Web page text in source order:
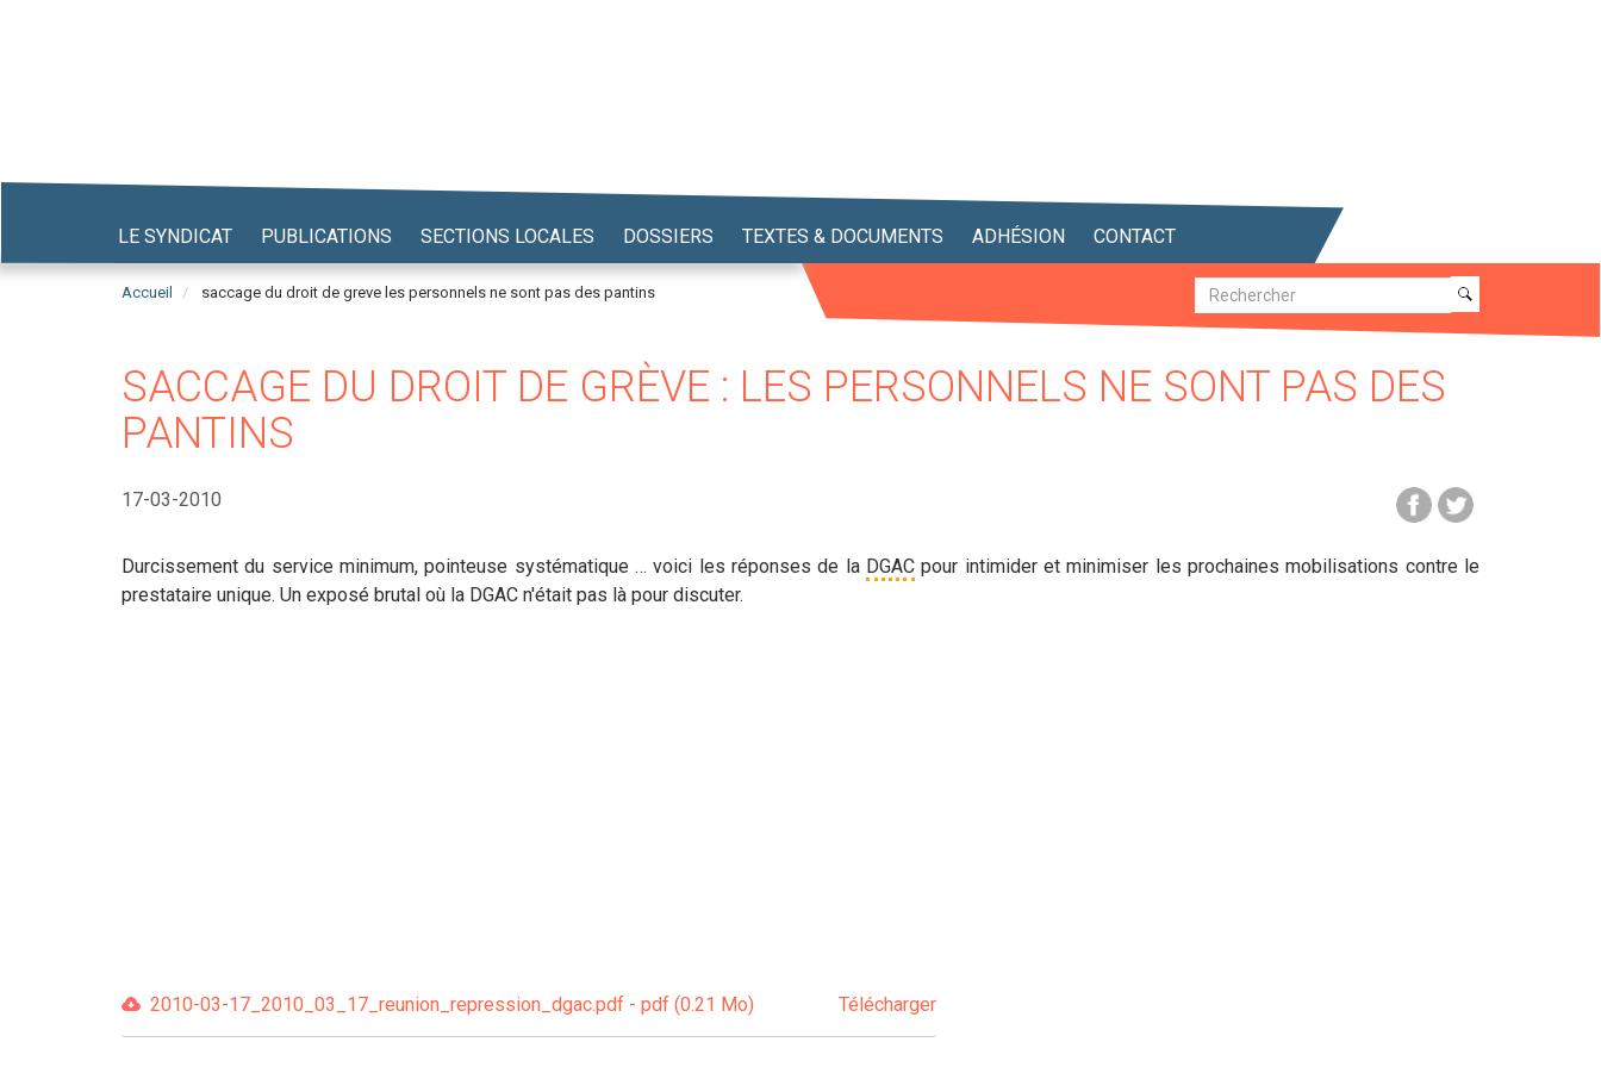
LE SYNDICAT PUBLICATIONS SECTIONS LOCALES DOSSIERS TEXTES & DOCUMENTS ADHÉSION CONTACT
Accueil saccage du droit de greve les personnels ne sont pas des pantins Recherche
Recherche
SACCAGE DU DROIT DE GRÈVE : LES PERSONNELS NE SONT PAS DES
PANTINS
17-03-2010
Durcissement du service minimum, pointeuse systématique … voici les réponses de la DGAC pour intimider et minimiser les prochaines mobilisations contre le
prestataire unique. Un exposé brutal où la DGAC n'était pas là pour discuter.
2010-03-17_2010_03_17_reunion_repression_dgac.pdf - pdf (0.21 Mo) Télécharger